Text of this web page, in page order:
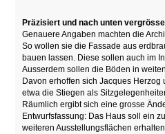
Präzisiert und nach unten
Genauere Angaben machten die
So wollen sie die Fassade aus
bauen lassen. Diese sollen auch im
Ausserdem sollen die Böden in
Davon erhoffen sich Jacques
etwa die Stiegen als
Räumlich ergibt sich eine grosse
Entwurfsfassung: Das Haus soll ein
weiteren Ausstellungsflächen